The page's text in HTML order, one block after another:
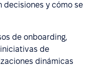
decisiones y cómo se
de onboarding,
de
dinámicas